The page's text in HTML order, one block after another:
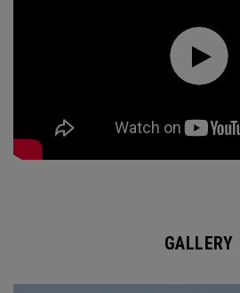
GALLERY